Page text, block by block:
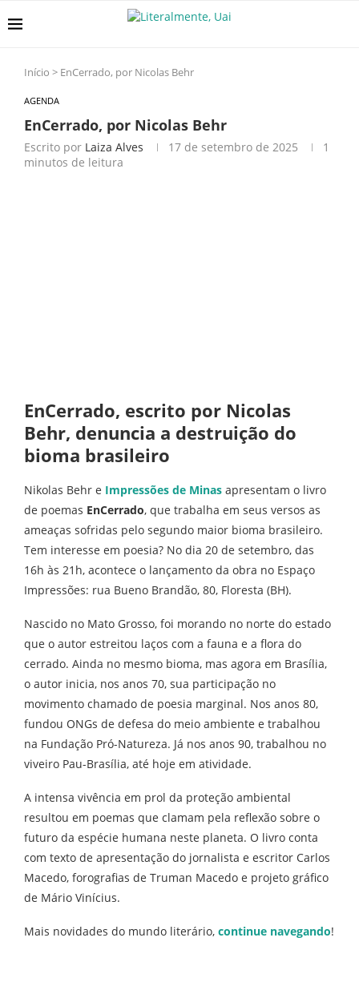
Início > EnCerrado, por Nicolas Behr
AGENDA
EnCerrado, por Nicolas Behr
Escrito por Laiza Alves 17 de setembro de 2025
1
minutos de leitura
EnCerrado, escrito por Nicolas
Behr, denuncia a destruição do
bioma brasileiro
Nikolas Behr e Impressões de Minas apresentam o livro
de poemas EnCerrado, que trabalha em seus versos as
ameaças sofridas pelo segundo maior bioma brasileiro.
Tem interesse em poesia? No dia 20 de setembro, das
16h às 21h, acontece o lançamento da obra no Espaço
Impressões: rua Bueno Brandão, 80, Floresta (BH).
Nascido no Mato Grosso, foi morando no norte do estado
que o autor estreitou laços com a fauna e a flora do
cerrado. Ainda no mesmo bioma, mas agora em Brasília,
o autor inicia, nos anos 70, sua participação no
movimento chamado de poesia marginal. Nos anos 80,
fundou ONGs de defesa do meio ambiente e trabalhou
na Fundação Pró-Natureza. Já nos anos 90, trabalhou no
viveiro Pau-Brasília, até hoje em atividade.
A intensa vivência em prol da proteção ambiental
resultou em poemas que clamam pela reflexão sobre o
futuro da espécie humana neste planeta. O livro conta
com texto de apresentação do jornalista e escritor Carlos
Macedo, forografias de Truman Macedo e projeto gráfico
de Mário Vinícius.
Mais novidades do mundo literário, continue navegando!